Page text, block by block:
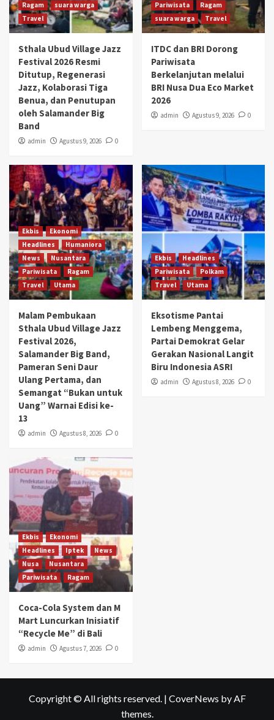
Ragam
suara warga
Travel
Sthala Ubud Village Jazz
Festival 2026 Resmi
Ditutup, Regenerasi
Jazz, Kolaborasi Tiga
Benua, dan Penutupan
oleh Salamander Big
Band
admin Agustus 9, 2026 0
Pariwisata
Ragam
suara warga
Travel
ITDC dan BRI Dorong
Pariwisata
Berkelanjutan melalui
BRI Nusa Dua Eco Market
2026
admin Agustus 9, 2026 0
Ekbis
Ekonomi
Headlines
Humaniora
News
Nusantara
Pariwisata
Ragam
Travel
Utama
Malam Pembukaan
Sthala Ubud Village Jazz
Festival 2026,
Salamander Big Band,
Pameran Seni Daur
Ulang Pertama, dan
Semangat “Bukan untuk
Uang” Warnai Edisi ke-
13
admin Agustus 8, 2026 0
Ekbis
Headlines
Pariwisata
Polkam
Travel
Utama
Eksotisme Pantai
Lembeng Menggema,
Partai Demokrat Gelar
Gerakan Nasional Langit
Biru Indonesia ASRI
admin Agustus 8, 2026 0
Ekbis
Ekonomi
Headlines
Iptek
News
Nusa
Nusantara
Pariwisata
Ragam
Coca-Cola System dan M
Mart Luncurkan Inisiatif
“Recycle Me” di Bali
admin Agustus 7, 2026 0
Copyright © All rights reserved. | CoverNews by AF
themes.